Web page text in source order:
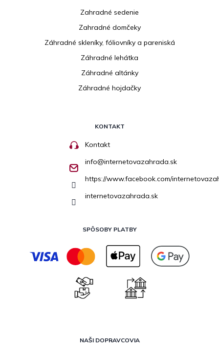
Zahradné sedenie
Zahradné domčeky
Záhradné skleníky, fóliovníky a pareniská
Záhradné lehátka
Záhradné altánky
Záhradné hojdačky
KONTAKT
Kontakt
info@internetovazahrada.sk
https://www.facebook.com/
internetovazahrada.sk
SPÔSOBY PLATBY
NAŠI DOPRAVCOVIA